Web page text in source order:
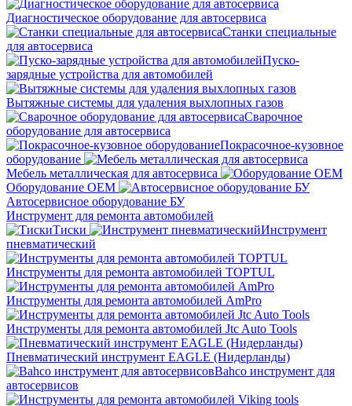
Диагностическое оборудование для автосервиса
Станки специальные
для автосервиса
Пуско-
зарядные устройства для автомобилей
Вытяжные системы для удаления выхлопных газов
Сварочное
оборудование для автосервиса
Покрасочное-кузовное
оборудование
Мебель металлическая для автосервиса
Оборудование OEM
Автосервисное оборудование БУ
Инструмент для ремонта автомобилей
Тиски
Инструмент
пневматический
Инструменты для ремонта автомобилей TOPTUL
Инструменты для ремонта автомобилей AmPro
Инструменты для ремонта автомобилей Jtc Auto Tools
Пневматический инструмент EAGLE (Нидерланды)
Bahco инструмент для
автосервисов